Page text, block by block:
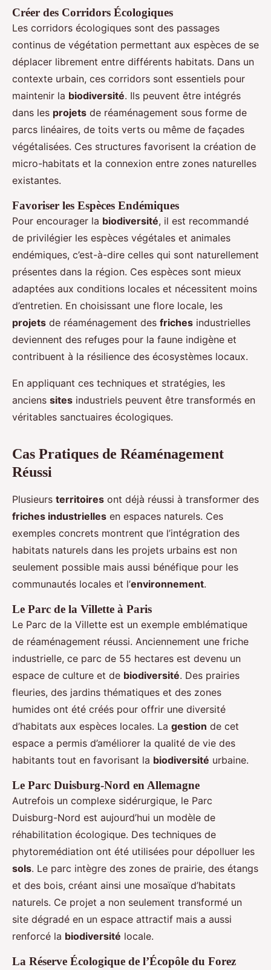
Créer des Corridors Écologiques
Les corridors écologiques sont des passages
continus de végétation permettant aux espèces de se
déplacer librement entre différents habitats. Dans un
contexte urbain, ces corridors sont essentiels pour
maintenir la biodiversité. Ils peuvent être intégrés
dans les projets de réaménagement sous forme de
parcs linéaires, de toits verts ou même de façades
végétalisées. Ces structures favorisent la création de
micro-habitats et la connexion entre zones naturelles
existantes.
Favoriser les Espèces Endémiques
Pour encourager la biodiversité, il est recommandé
de privilégier les espèces végétales et animales
endémiques, c’est-à-dire celles qui sont naturellement
présentes dans la région. Ces espèces sont mieux
adaptées aux conditions locales et nécessitent moins
d’entretien. En choisissant une flore locale, les
projets de réaménagement des friches industrielles
deviennent des refuges pour la faune indigène et
contribuent à la résilience des écosystèmes locaux.
En appliquant ces techniques et stratégies, les
anciens sites industriels peuvent être transformés en
véritables sanctuaires écologiques.
Cas Pratiques de Réaménagement
Réussi
Plusieurs territoires ont déjà réussi à transformer des
friches industrielles en espaces naturels. Ces
exemples concrets montrent que l’intégration des
habitats naturels dans les projets urbains est non
seulement possible mais aussi bénéfique pour les
communautés locales et l’environnement.
Le Parc de la Villette à Paris
Le Parc de la Villette est un exemple emblématique
de réaménagement réussi. Anciennement une friche
industrielle, ce parc de 55 hectares est devenu un
espace de culture et de biodiversité. Des prairies
fleuries, des jardins thématiques et des zones
humides ont été créés pour offrir une diversité
d’habitats aux espèces locales. La gestion de cet
espace a permis d’améliorer la qualité de vie des
habitants tout en favorisant la biodiversité urbaine.
Le Parc Duisburg-Nord en Allemagne
Autrefois un complexe sidérurgique, le Parc
Duisburg-Nord est aujourd’hui un modèle de
réhabilitation écologique. Des techniques de
phytoremédiation ont été utilisées pour dépolluer les
sols. Le parc intègre des zones de prairie, des étangs
et des bois, créant ainsi une mosaïque d’habitats
naturels. Ce projet a non seulement transformé un
site dégradé en un espace attractif mais a aussi
renforcé la biodiversité locale.
La Réserve Écologique de l’Écopôle du Forez